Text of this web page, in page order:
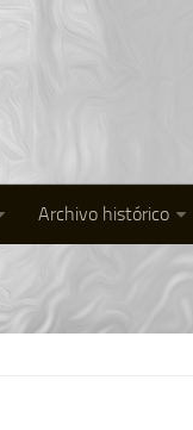
Archivo histórico